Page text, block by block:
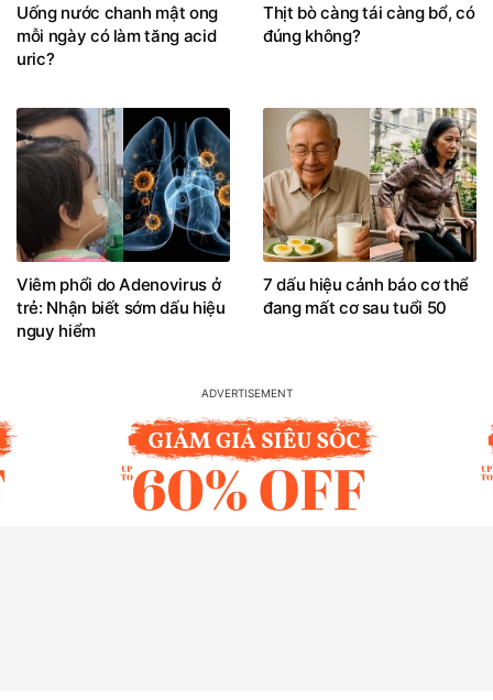
Uống nước chanh mật ong
mỗi ngày có làm tăng acid
uric?
Thịt bò càng tái càng bổ, có
đúng không?
Viêm phổi do Adenovirus ở
trẻ: Nhận biết sớm dấu hiệu
nguy hiểm
7 dấu hiệu cảnh báo cơ thể
đang mất cơ sau tuổi 50